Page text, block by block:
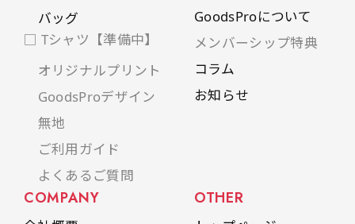
バッグ
□ Tシャツ【準備中】
オリジナルプリント
GoodsProデザイン
無地
ご利用ガイド
よくあるご質問
GoodsProについて
メンバーシップ特典
コラム
お知らせ
COMPANY OTHER